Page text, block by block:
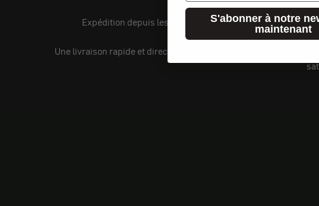
Expédition depuis les États-Unis
Une livraison rapide et directe à votre adresse.
Vous
S'abonner à notre
maintenant